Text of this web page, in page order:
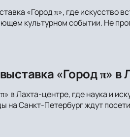
«Город π», где искусство
культурном событии. Не
«Город π» в
в Лахта-центре, где наука и
Санкт-Петербург ждут